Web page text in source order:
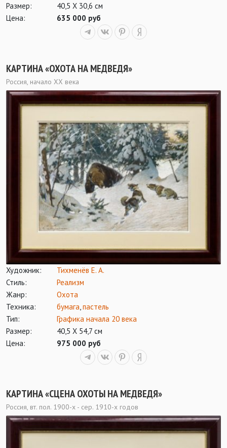
Размер:
40,5 Х 30,6 см
Цена:
635 000 руб
КАРТИНА «ОХОТА НА МЕДВЕДЯ»
Россия, начало XX века
Художник:
Тихменёв Е. А.
Стиль:
Реализм
Жанр:
Охота
Техника:
бумага,пастель
Тип:
Графика начала 20 века
Размер:
40,5 Х 54,7 см
Цена:
975 000 руб
КАРТИНА «СЦЕНА ОХОТЫ НА МЕДВЕДЯ»
Россия, вт. пол. 1900-х - сер. 1910-х годов